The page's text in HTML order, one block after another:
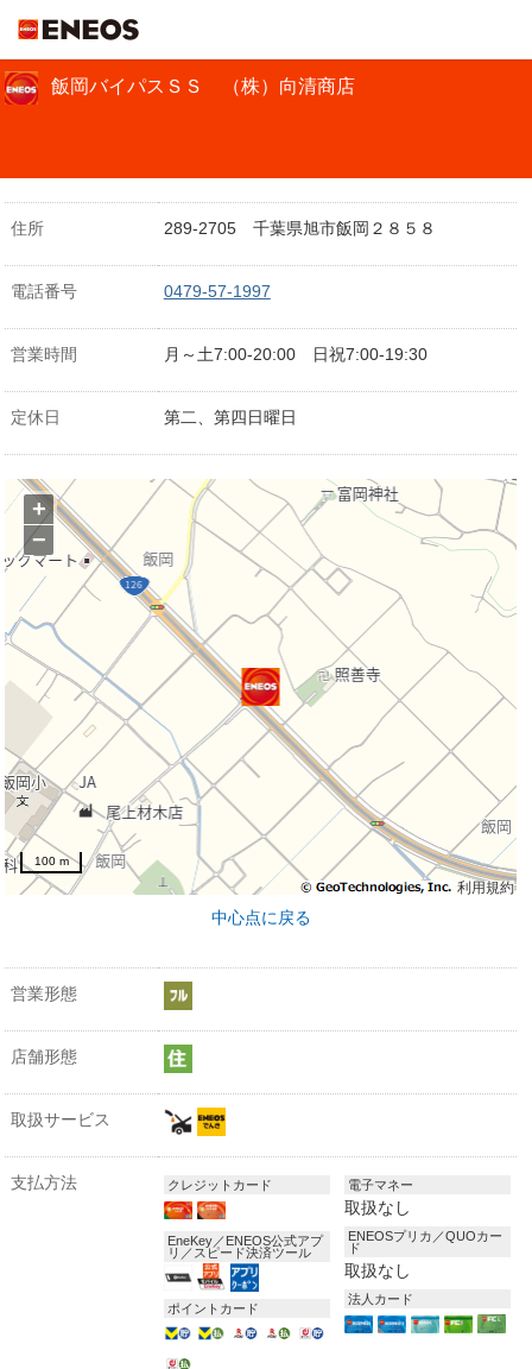
飯岡バイパスＳＳ （株）向清商店
住所 289-2705 千葉県旭市飯岡２８５８
電話番号 0479-57-1997
営業時間 月～土7:00-20:00 日祝7:00-19:30
定休日 第二、第四日曜日
利用規約
+
−
100 m
中心点に戻る
営業形態
店舗形態
取扱サービス
支払方法 クレジットカード
EneKey／ENEOS公式アプ
リ／スピード決済ツール
ポイントカード
電子マネー
取扱なし
ENEOSプリカ／QUOカー
ド
取扱なし
法人カード